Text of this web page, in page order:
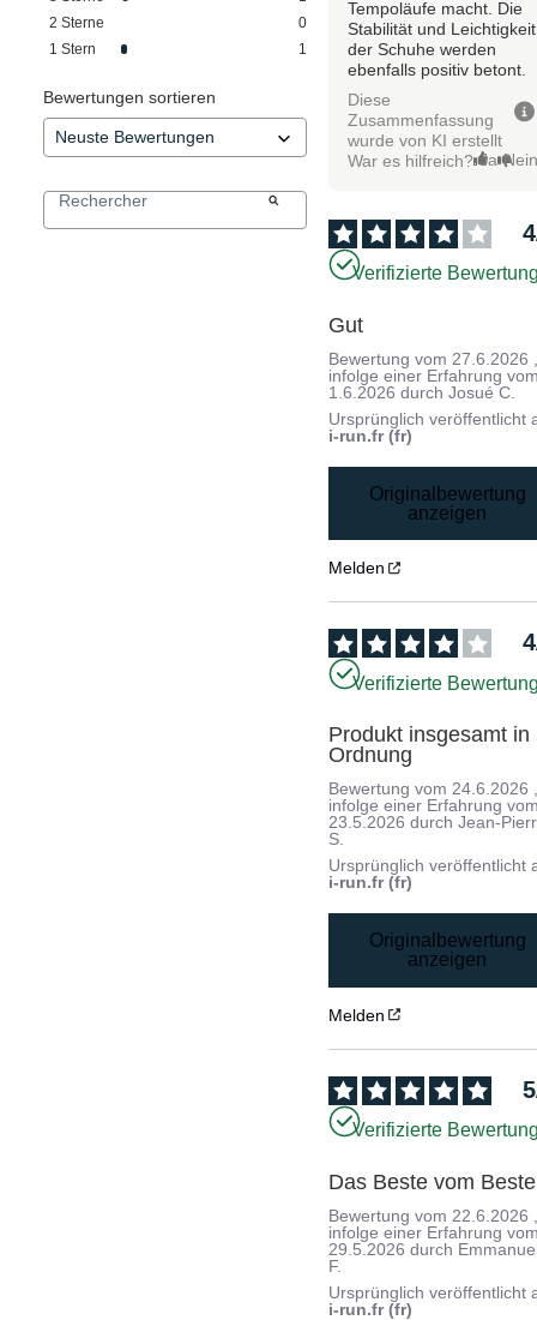
2 Sterne
0
1 Stern 1
Bewertungen sortieren
Tempoläufe macht. Die
Stabilität und Leichtigkeit
der Schuhe werden
ebenfalls positiv betont.
Diese
Zusammenfassung
wurde von KI erstellt
War es hilfreich? Ja
4
Verifizierte
Gut
Bewertung vom 27.6.2026
infolge einer Erfahrung
1.6.2026 durchJosué C.
Ursprünglich veröffentlicht
i-run.fr (fr)
Originalbewertung
anzeigen
Melden
4
Verifizierte
Produkt insgesamt in
Ordnung
Bewertung vom24.6.2026
infolge einer Erfahrung
23.5.2026 durchJean-
S.
Ursprünglich veröffentlicht
i-run.fr (fr)
Originalbewertung
anzeigen
Melden
5
Verifizierte
Das Beste vom
Bewertung vom 22.6.2026
infolge einer Erfahrung
29.5.2026 durch
F.
Ursprünglich veröffentlicht
i-run.fr (fr)